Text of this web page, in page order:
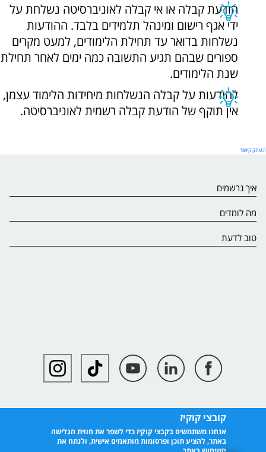
קובצי קוקיז
אנחנו משתמשים בקבצי קוקיז כדי לשפר את חווית הגלישה
באתר, להציע תוכן ופרסומות מותאמים אישית, ולנתח את
הודעת קבלה או אי קבלה לאוניברסיטה נשלחת על
ידי אגף רישום ומינהל תלמידים בלבד. ההודעות
נשלחות בדואר עד תחילת הלימודים, למעט מקרים
ספורים שבהם תגיע התשובה כמה ימים לאחר תחילת
שנת הלימודים.
להודעות על קבלה הנשלחות מיחידות הלימוד עצמן,
אין תוקף של הודעת קבלה רשמית לאוניברסיטה.
העתק קישור
איך נרשמים
מה לומדים
טוב לדעת